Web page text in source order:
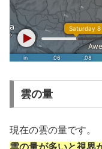
雲の量
現在の雲の量です。
雲の量が多いと視界